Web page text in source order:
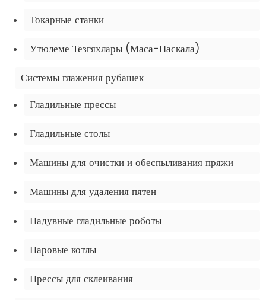
Токарные станки
Утюлеме Тезгяхлары (Маса-Паскала)
Системы глажения рубашек
Гладильные прессы
Гладильные столы
Машины для очистки и обеспыливания пряжи
Машины для удаления пятен
Надувные гладильные роботы
Паровые котлы
Прессы для склеивания